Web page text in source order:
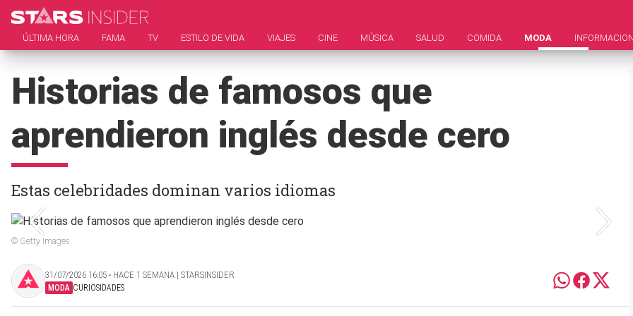
ÚLTIMA HORA FAMA TV ESTILO DE VIDA VIAJES CINE MÚSICA SALUD COMIDA MODA
Historias de famosos que
aprendieron inglés desde cero
Estas celebridades dominan varios idiomas
© Getty Images
31/07/2026 16:05 ‧ HACE 1 SEMANA | STARSINSIDER
MODA CURIOSIDADES